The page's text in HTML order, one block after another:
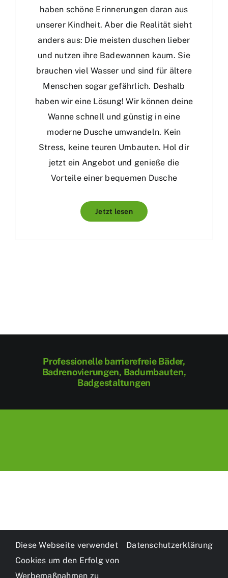
haben schöne Erinnerungen daran aus
unserer Kindheit. Aber die Realität sieht
anders aus: Die meisten duschen lieber
und nutzen ihre Badewannen kaum. Sie
brauchen viel Wasser und sind für ältere
Menschen sogar gefährlich. Deshalb
haben wir eine Lösung! Wir können deine
Wanne schnell und günstig in eine
moderne Dusche umwandeln. Kein
Stress, keine teuren Umbauten. Hol dir
jetzt ein Angebot und genieße die
Vorteile einer bequemen Dusche
Jetzt lesen
Professionelle barrierefreie Bäder,
Badrenovierungen, Badumbauten,
Badgestaltungen
© Copyright 2022 - 2026 |BSNSoft IT Dienstleistungen
Avada Theme byThemeFusion
Diese Webseite verwendet
Cookies um den Erfolg von
Werbemaßnahmen zu
Datenschutzerklärung